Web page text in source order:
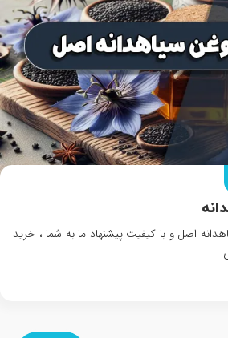
اصل و با کیفیت پیشنهاد ما به شما ، خرید
…